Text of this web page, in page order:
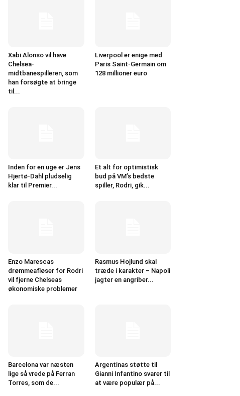
Xabi Alonso vil have
Chelsea-
midtbanespilleren, som
han forsøgte at bringe
til...
Liverpool er enige med
Paris Saint-Germain om
128 millioner euro
Inden for en uge er Jens
Hjertø-Dahl pludselig
klar til Premier...
Et alt for optimistisk
bud på VM’s bedste
spiller, Rodri, gik...
Enzo Marescas
drømmeafløser for Rodri
vil fjerne Chelseas
økonomiske problemer
Rasmus Hojlund skal
træde i karakter – Napoli
jagter en angriber...
Barcelona var næsten
lige så vrede på Ferran
Torres, som de...
Argentinas støtte til
Gianni Infantino svarer til
at være populær på...